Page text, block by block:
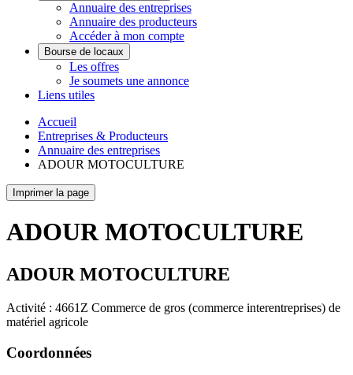
Annuaire des entreprises
Annuaire des producteurs
Accéder à mon compte
Bourse de locaux
Les offres
Je soumets une annonce
Liens utiles
Accueil
Entreprises & Producteurs
Annuaire des entreprises
ADOUR MOTOCULTURE
Imprimer la page
ADOUR MOTOCULTURE
ADOUR MOTOCULTURE
Activité : 4661Z Commerce de gros (commerce interentreprises) de
matériel agricole
Coordonnées